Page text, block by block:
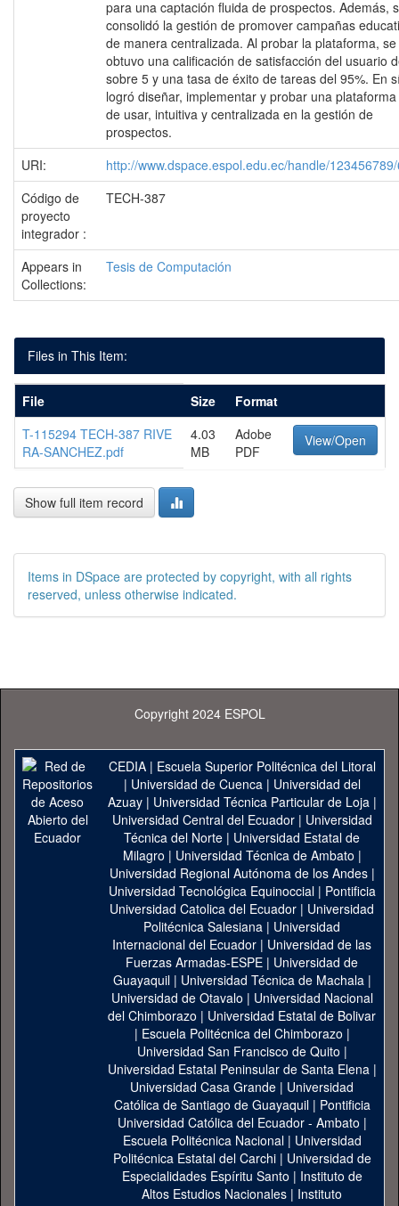
para una captación fluida de prospectos. Además,
consolidó la gestión de promover campañas
de manera centralizada. Al probar la plataforma, se
obtuvo una calificación de satisfacción del usuario
sobre 5 y una tasa de éxito de tareas del 95%. En
logró diseñar, implementar y probar una
de usar, intuitiva y centralizada en la gestión de
prospectos.
URI:
http://www.dspace.espol.edu.ec/handle/
Código de
proyecto
integrador :
TECH-387
Appears in
Collections:
Tesis de Computación
Files in This Item:
File Size
Format
T-115294 TECH-387 RIVE
RA-SANCHEZ.pdf
4.03
MB
Adobe
PDF
View/Open
Show full item record
Items in DSpace are protected by copyright, with all rights
reserved, unless otherwise indicated.
Copyright 2024 ESPOL
CEDIA| Escuela Superior Politécnica del Litoral
| Universidad de Cuenca| Universidad del
Azuay| Universidad Técnica Particular de Loja|
Universidad Central del Ecuador| Universidad
Técnica del Norte | Universidad Estatal de
Milagro | Universidad Técnica de Ambato |
Universidad Regional Autónoma de los Andes|
Universidad Tecnológica Equinoccial| Pontificia
Universidad Catolica del Ecuador | Universidad
Politécnica Salesiana | Universidad
Internacional del Ecuador | Universidad de las
Fuerzas Armadas-ESPE | Universidad de
Guayaquil| Universidad Técnica de Machala|
Universidad de Otavalo | Universidad Nacional
del Chimborazo | Universidad Estatal de Bolivar
| Escuela Politécnica del Chimborazo |
Universidad San Francisco de Quito |
Universidad Estatal Peninsular de Santa Elena|
Universidad Casa Grande | Universidad
Católica de Santiago de Guayaquil| Pontificia
Universidad Católica del Ecuador - Ambato |
Escuela Politécnica Nacional| Universidad
Politécnica Estatal del Carchi| Universidad de
Especialidades Espíritu Santo | Instituto de
Altos Estudios Nacionales | Instituto